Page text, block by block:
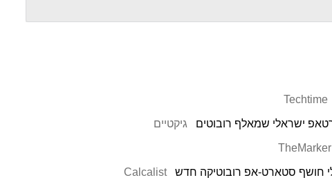
Techtime
גיקטיים
TheMarker
Calcalist